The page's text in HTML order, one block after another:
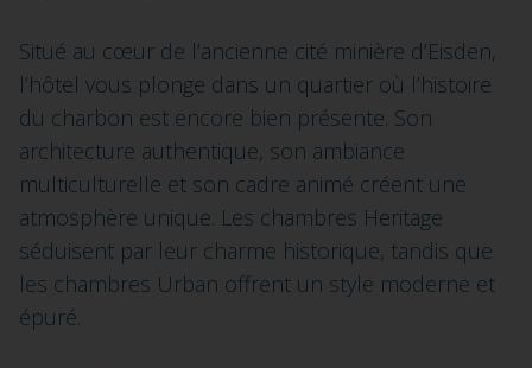
Situé au cœur de l’ancienne cité minière d’Eisden,
l’hôtel vous plonge dans un quartier où l’histoire
du charbon est encore bien présente. Son
architecture authentique, son ambiance
multiculturelle et son cadre animé créent une
atmosphère unique. Les chambres Heritage
séduisent par leur charme historique, tandis que
les chambres Urban offrent un style moderne et
épuré.